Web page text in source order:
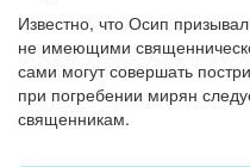
Религиозные учения и
6 августа
Преображение Господне
Известно, что Осип
не имеющими
сами могут совершать
при погребении мирян
священникам.